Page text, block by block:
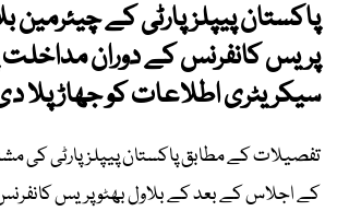
پاکستان پیپلزپارٹی کے چیئرمین
پریس کانفرنس کے دوران مداخلت
سیکریٹری اطلاعات کو جھاڑ پلا
تفصیلات کے مطابق پاکستان پیپلزپارٹی کی
کے اجلاس کے بعد کے بلاول بھٹو پریس